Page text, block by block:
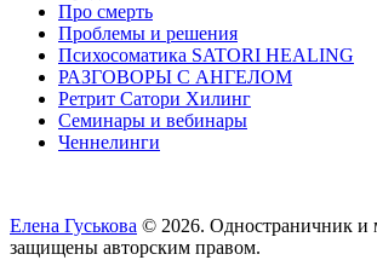
Про смерть
Проблемы и решения
Психосоматика SATORI HEALING
РАЗГОВОРЫ С АНГЕЛОМ
Ретрит Сатори Хилинг
Семинары и вебинары
Ченнелинги
Елена Гуськова © 2026. Одностраничник и
защищены авторским правом.